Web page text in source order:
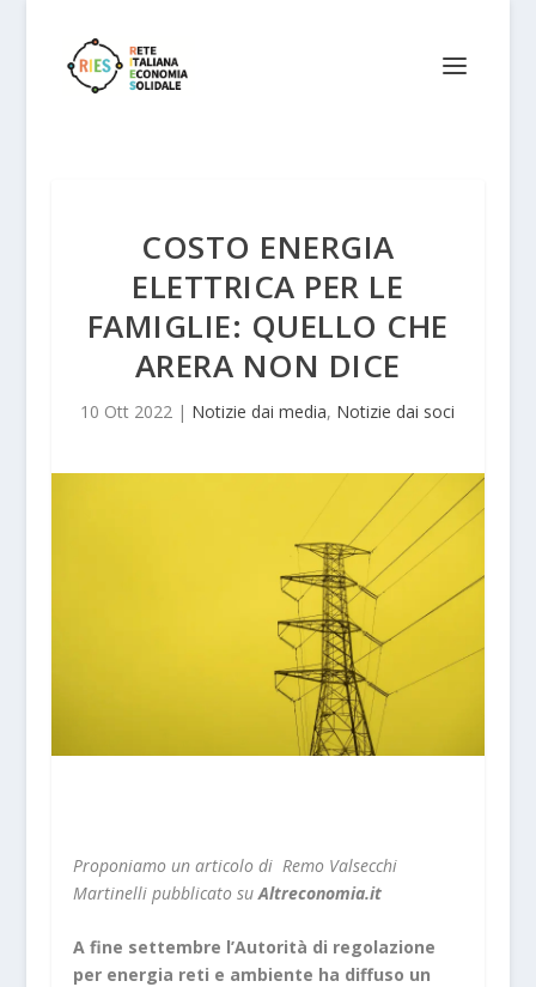
COSTO ENERGIA
ELETTRICA PER LE
FAMIGLIE: QUELLO CHE
ARERA NON DICE
10 Ott 2022 | Notizie dai media, Notizie dai soci
Proponiamo un articolo di Remo Valsecchi
Martinelli pubblicato su Altreconomia.it
A fine settembre l’Autorità di regolazione
per energia reti e ambiente ha diffuso un